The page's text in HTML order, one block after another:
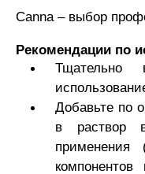
Canna – выбор
Рекомендации по
Тщательно
Добавьте по
в раствор
применения